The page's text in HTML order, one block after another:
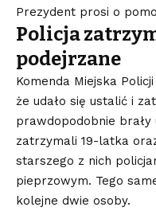
Prezydent prosi o
Policja
podejrzane
Komenda Miejska
że udało się ustalić i
prawdopodobnie brały
zatrzymali 19-latka
starszego z nich
pieprzowym. Tego
kolejne dwie osoby.